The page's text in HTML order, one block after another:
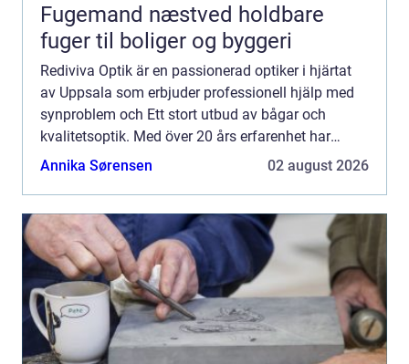
Fugemand næstved holdbare
fuger til boliger og byggeri
Rediviva Optik är en passionerad optiker i hjärtat
av Uppsala som erbjuder professionell hjälp med
synproblem och Ett stort utbud av bågar och
kvalitetsoptik. Med över 20 års erfarenhet har
Rediviva Optik etablerat sig...
Annika Sørensen 02 august 2026